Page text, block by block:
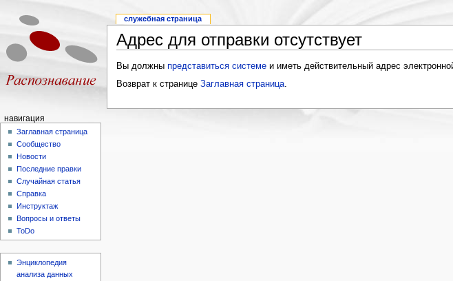
Адрес для отправки отсутствует
Вы должны представиться системеи иметь действительный адрес
Возврат к странице Заглавная страница.
служебная страница
навигация
Заглавная страница
Сообщество
Новости
Последние правки
Случайная статья
Справка
Инструктаж
Вопросы и ответы
ToDo
Энциклопедия
анализа данных